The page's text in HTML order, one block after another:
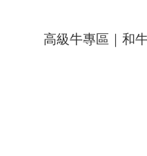
高級牛專區｜和